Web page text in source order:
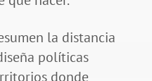
la distancia
políticas
donde